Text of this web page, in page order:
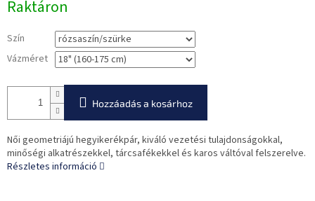
Raktáron
Szín
Vázméret
Hozzáadás a kosárhoz
Női geometriájú hegyikerékpár, kiváló vezetési tulajdonságokkal,
minőségi alkatrészekkel, tárcsafékekkel és karos váltóval felszerelve.
Részletes információ